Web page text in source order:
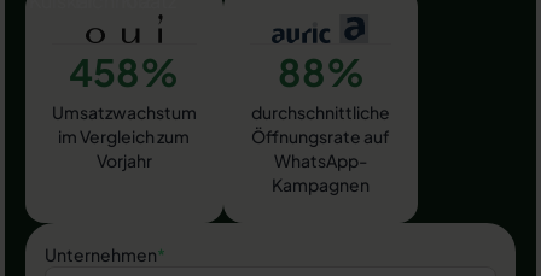
458%
Umsatzwachstum
im Vergleich zum
Vorjahr
88%
durchschnittliche
Öffnungsrate auf
WhatsApp-
Kampagnen
Unternehmen*